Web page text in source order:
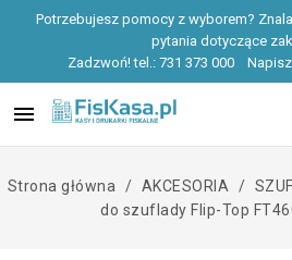
Potrzebujesz pomocy z wyborem?
pytania dotyczące
Zadzwoń! tel.: 731 373 000

Strona główna AKCESORIA
do szuflady Flip-Top